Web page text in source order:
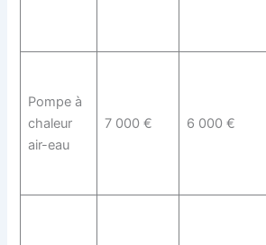
Pompe à
chaleur
air-eau
7 000 € 6 000 €